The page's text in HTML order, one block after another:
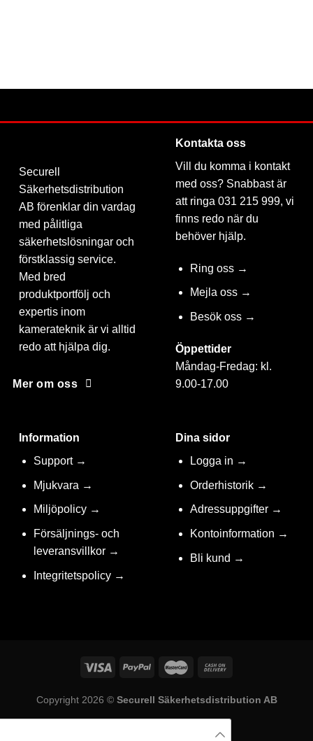
Securell
Säkerhetsdistribution
AB förenklar din vardag
med pålitliga
säkerhetslösningar och
förstklassig service.
Med bred
produktportfölj och
expertis inom
kamerateknik är vi alltid
redo att hjälpa dig.
Mer om oss
Kontakta oss
Vill du komma i kontakt
med oss? Snabbast är
att ringa 031 215 999, vi
finns redo när du
behöver hjälp.
Ring oss →
Mejla oss →
Besök oss →
Öppettider
Måndag-Fredag: kl.
9.00-17.00
Information
Support →
Mjukvara →
Miljöpolicy →
Försäljnings- och
leveransvillkor →
Integritetspolicy →
Dina sidor
Logga in →
Orderhistorik →
Adressuppgifter →
Kontoinformation →
Bli kund →
Copyright 2026 © Securell Säkerhetsdistribution AB